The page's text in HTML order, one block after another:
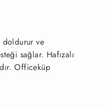
doldurur ve
sağlar. Hafızalı
Officeküp